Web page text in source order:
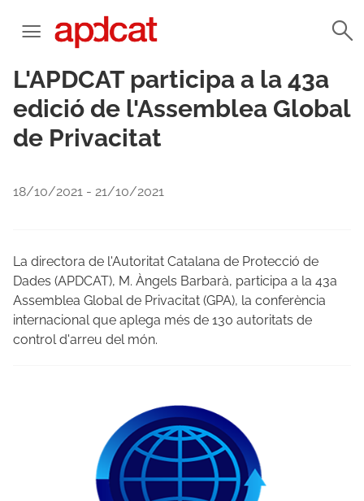
L'APDCAT participa a la 43a
edició de l'Assemblea Global
de Privacitat
18/10/2021 - 21/10/2021
La directora de l'Autoritat Catalana de Protecció de
Dades (APDCAT), M. Àngels Barbarà, participa a la 43a
Assemblea Global de Privacitat (GPA), la conferència
internacional que aplega més de 130 autoritats de
control d'arreu del món.